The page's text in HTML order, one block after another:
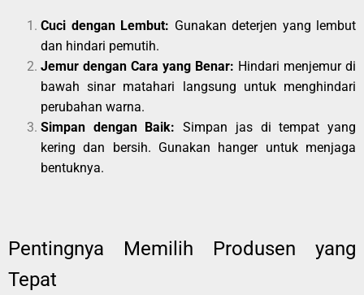
Cuci dengan Lembut: Gunakan deterjen yang lembut
dan hindari pemutih.
Jemur dengan Cara yang Benar: Hindari menjemur di
bawah sinar matahari langsung untuk menghindari
perubahan warna.
Simpan dengan Baik: Simpan jas di tempat yang
kering dan bersih. Gunakan hanger untuk menjaga
bentuknya.
Pentingnya Memilih Produsen yang
Tepat